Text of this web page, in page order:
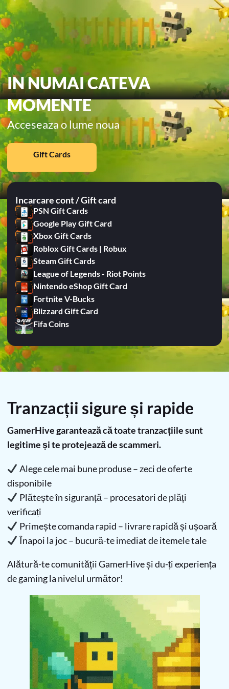
IN NUMAI CATEVA
MOMENTE
Acceseaza o lume noua
Gift Cards
Incarcare cont / Gift card
PSN Gift Cards
Google Play Gift Card
Xbox Gift Cards
Roblox Gift Cards | Robux
Steam Gift Cards
League of Legends - Riot Points
Nintendo eShop Gift Card
Fortnite V-Bucks
Blizzard Gift Card
Fifa Coins
Tranzacții sigure și rapide
GamerHive garantează că toate tranzacțiile sunt
legitime și te protejează de scammeri.
Alege cele mai bune produse – zeci de oferte
disponibile
Plătește în siguranță – procesatori de plăți
verificați
Primește comanda rapid – livrare rapidă și ușoară
Înapoi la joc – bucură-te imediat de itemele tale
Alătură-te comunității GamerHive și du-ți experiența
de gaming la nivelul următor!